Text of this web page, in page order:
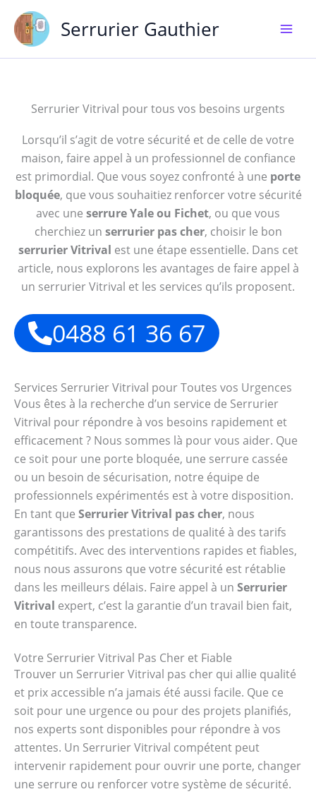
contenu
Serrurier Gauthier
Serrurier Vitrival pour tous vos besoins urgents
Lorsqu’il s’agit de votre sécurité et de celle de votre
maison, faire appel à un professionnel de confiance
est primordial. Que vous soyez confronté à une porte
bloquée, que vous souhaitiez renforcer votre sécurité
avec une serrure Yale ou Fichet, ou que vous
cherchiez un serrurier pas cher, choisir le bon
serrurier Vitrival est une étape essentielle. Dans cet
article, nous explorons les avantages de faire appel à
un serrurier Vitrival et les services qu’ils proposent.
0488 61 36 67
Services Serrurier Vitrival pour Toutes vos Urgences
Vous êtes à la recherche d’un service de Serrurier
Vitrival pour répondre à vos besoins rapidement et
efficacement ? Nous sommes là pour vous aider. Que
ce soit pour une porte bloquée, une serrure cassée
ou un besoin de sécurisation, notre équipe de
professionnels expérimentés est à votre disposition.
En tant que Serrurier Vitrival pas cher, nous
garantissons des prestations de qualité à des tarifs
compétitifs. Avec des interventions rapides et fiables,
nous nous assurons que votre sécurité est rétablie
dans les meilleurs délais. Faire appel à un Serrurier
Vitrival expert, c’est la garantie d’un travail bien fait,
en toute transparence.
Votre Serrurier Vitrival Pas Cher et Fiable
Trouver un Serrurier Vitrival pas cher qui allie qualité
et prix accessible n’a jamais été aussi facile. Que ce
soit pour une urgence ou pour des projets planifiés,
nos experts sont disponibles pour répondre à vos
attentes. Un Serrurier Vitrival compétent peut
intervenir rapidement pour ouvrir une porte, changer
une serrure ou renforcer votre système de sécurité.